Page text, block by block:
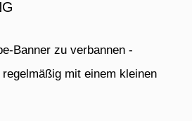
Banner zu verbannen -
mit einem kleinen